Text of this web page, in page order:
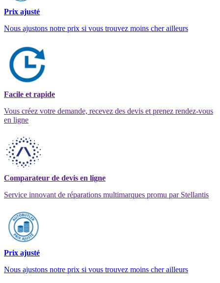
Prix ajusté
Nous ajustons notre prix si vous trouvez moins cher ailleurs
Facile et rapide
Vous créez votre demande, recevez des devis et prenez rendez-vous
en ligne
Comparateur de devis en ligne
Service innovant de réparations multimarques promu par Stellantis
Prix ajusté
Nous ajustons notre prix si vous trouvez moins cher ailleurs